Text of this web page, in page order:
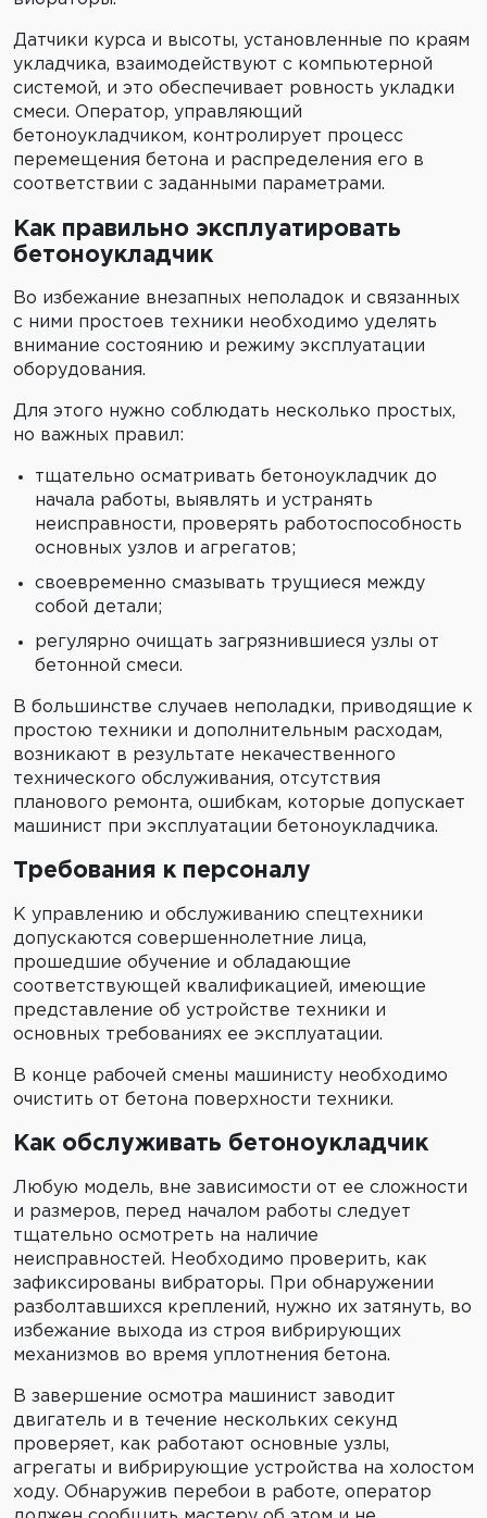
Датчики курса и высоты, установленные по краям
укладчика, взаимодействуют с компьютерной
системой, и это обеспечивает ровность укладки
смеси. Оператор, управляющий
бетоноукладчиком, контролирует процесс
перемещения бетона и распределения его в
соответствии с заданными параметрами.
Как правильно эксплуатировать
бетоноукладчик
Во избежание внезапных неполадок и связанных
с ними простоев техники необходимо уделять
внимание состоянию и режиму эксплуатации
оборудования.
Для этого нужно соблюдать несколько простых,
но важных правил:
тщательно осматривать бетоноукладчик до
начала работы, выявлять и устранять
неисправности, проверять работоспособность
основных узлов и агрегатов;
своевременно смазывать трущиеся между
собой детали;
регулярно очищать загрязнившиеся узлы от
бетонной смеси.
В большинстве случаев неполадки, приводящие к
простою техники и дополнительным расходам,
возникают в результате некачественного
технического обслуживания, отсутствия
планового ремонта, ошибкам, которые допускает
машинист при эксплуатации бетоноукладчика.
Требования к персоналу
К управлению и обслуживанию спецтехники
допускаются совершеннолетние лица,
прошедшие обучение и обладающие
соответствующей квалификацией, имеющие
представление об устройстве техники и
основных требованиях ее эксплуатации.
В конце рабочей смены машинисту необходимо
очистить от бетона поверхности техники.
Как обслуживать бетоноукладчик
Любую модель, вне зависимости от ее сложности
и размеров, перед началом работы следует
тщательно осмотреть на наличие
неисправностей. Необходимо проверить, как
зафиксированы вибраторы. При обнаружении
разболтавшихся креплений, нужно их затянуть, во
избежание выхода из строя вибрирующих
механизмов во время уплотнения бетона.
В завершение осмотра машинист заводит
двигатель и в течение нескольких секунд
проверяет, как работают основные узлы,
агрегаты и вибрирующие устройства на холостом
ходу. Обнаружив перебои в работе, оператор